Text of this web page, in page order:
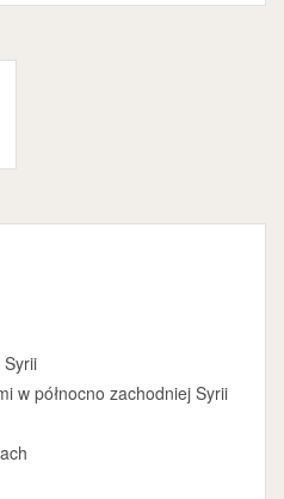
w północno zachodniej Syrii